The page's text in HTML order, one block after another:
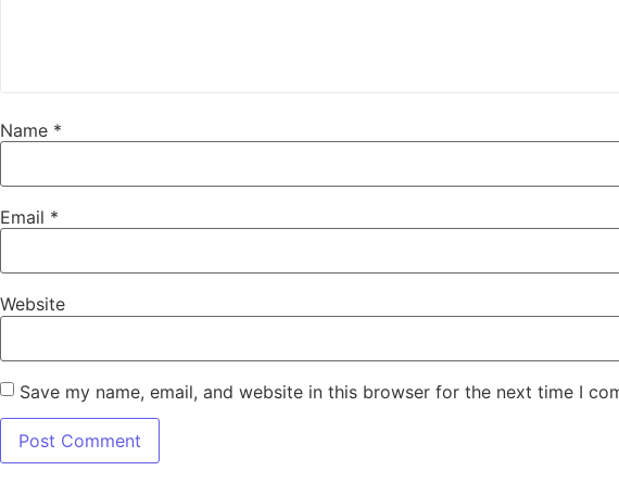
Name *
Email *
Website
Save my name, email, and website in this browser for the next time I